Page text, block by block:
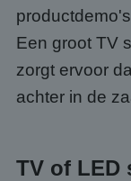
Een groot TV
zorgt ervoor
achter in de
TV of LED